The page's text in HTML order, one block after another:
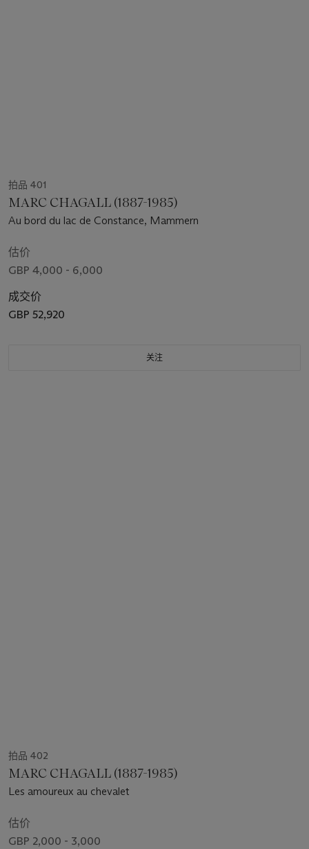
拍品 401
MARC CHAGALL (1887-1985)
Au bord du lac de Constance, Mammern
估价
GBP 4,000 - 6,000
成交价
GBP 52,920
关注
拍品 402
MARC CHAGALL (1887-1985)
Les amoureux au chevalet
估价
GBP 2,000 - 3,000